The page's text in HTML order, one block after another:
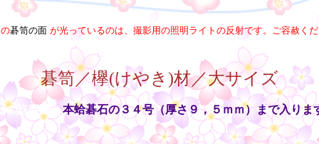
碁笥の面 が光っているのは、撮影用の照明ライトの反射です。ご容赦く
碁笥／欅(けやき)材／大サイズ
の許容量：本蛤碁石の３４号（厚さ９，５ｍｍ）まで入りま